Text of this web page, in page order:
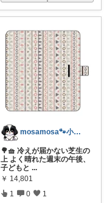
mosamosa🐾小さめバッグの日々✨
🌳🧺 冷えが届かない芝生の
上 よく晴れた週末の午後、
子どもと ...
￥ 14,801
1 0 1